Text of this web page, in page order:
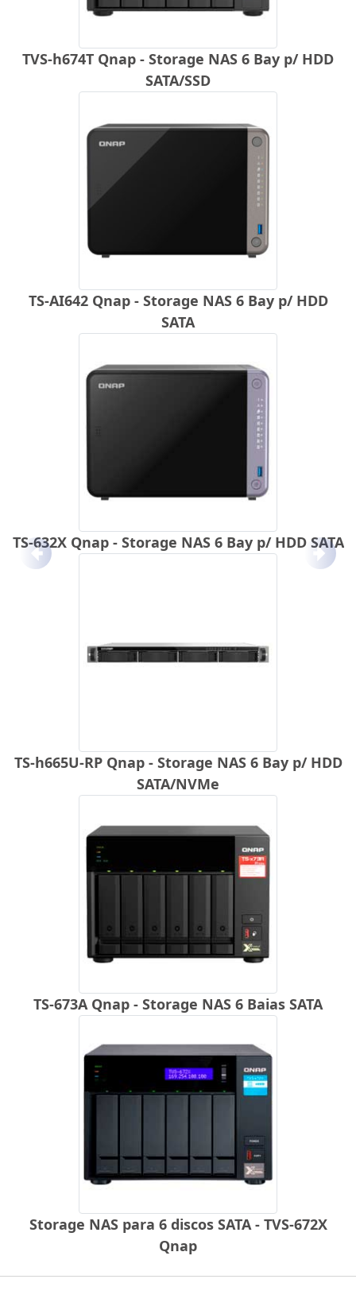
TVS-h674T Qnap - Storage NAS 6 Bay p/ HDD
SATA/SSD
TS-AI642 Qnap - Storage NAS 6 Bay p/ HDD
SATA
TS-632X Qnap - Storage NAS 6 Bay p/ HDD SATA
TS-h665U-RP Qnap - Storage NAS 6 Bay p/ HDD
SATA/NVMe
TS-673A Qnap - Storage NAS 6 Baias SATA
Storage NAS para 6 discos SATA - TVS-672X
Qnap
Anterior